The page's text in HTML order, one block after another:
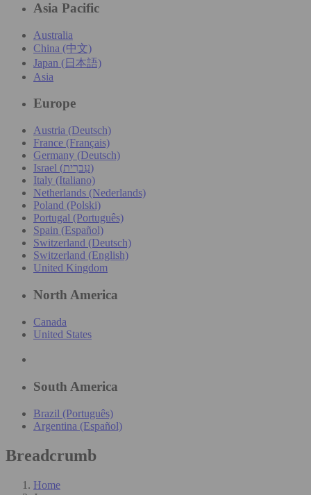
Asia Pacific
Australia
China (中文)
Japan (日本語)
Asia
Europe
Austria (Deutsch)
France (Français)
Germany (Deutsch)
Israel (עִברִית)
Italy (Italiano)
Netherlands (Nederlands)
Poland (Polski)
Portugal (Português)
Spain (Español)
Switzerland (Deutsch)
Switzerland (English)
United Kingdom
North America
Canada
United States
South America
Brazil (Português)
Argentina (Español)
Breadcrumb
Home